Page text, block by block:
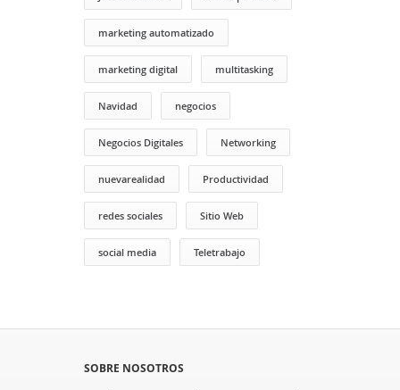
marketing automatizado
marketing digital multitasking
Navidad negocios
Negocios Digitales Networking
nuevarealidad Productividad
redes sociales Sitio Web
social media Teletrabajo
SOBRE NOSOTROS